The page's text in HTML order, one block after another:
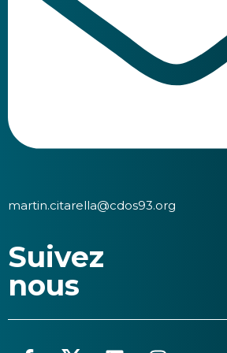
martin.citarella@cdos93.org
Suivez
nous